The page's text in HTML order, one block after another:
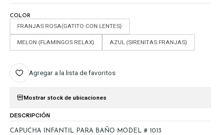
COLOR
FRANJAS ROSA(GATITO CON LENTES)
MELON (FLAMINGOS RELAX) AZUL (SIRENITAS FRANJAS)
Agregar a la lista de favoritos
Mostrar stock de ubicaciones
DESCRIPCIÓN
CAPUCHA INFANTIL PARA BAÑO MODEL # 1013